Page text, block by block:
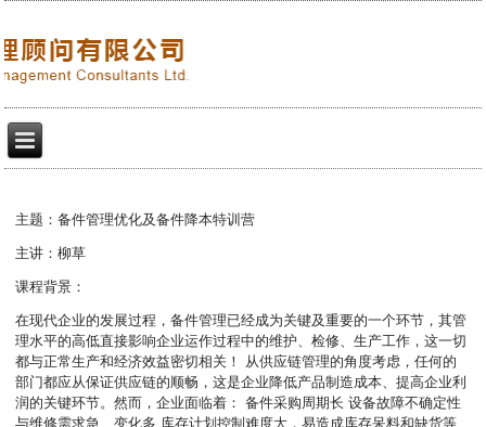
主题：备件管理优化及备件降本特训营
主讲：柳草
课程背景：
在现代企业的发展过程，备件管理已经成为关键及重要的一个环节，其管
理水平的高低直接影响企业运作过程中的维护、检修、生产工作，这一切
都与正常生产和经济效益密切相关！ 从供应链管理的角度考虑，任何的
部门都应从保证供应链的顺畅，这是企业降低产品制造成本、提高企业利
润的关键环节。然而，企业面临着： 备件采购周期长 设备故障不确定性
与维修需求急、变化多 库存计划控制难度大，易造成库存呆料和缺货等